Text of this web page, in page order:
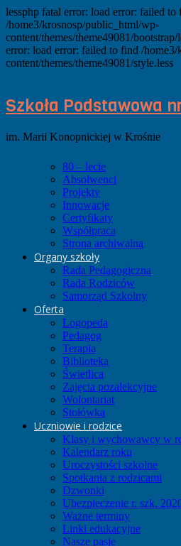
lessphp fatal error: load error: failed to
/home3/krosnosp/public_html/wp-
content/themes/theme49081/bootstrap/
error: load error: failed to find /
content/themes/theme49081/style.less
Szkoła Podstawowa
im. Marii Konopnickiej w Krośnie
80 – lecie
Absolwenci
Projekty
Innowacje
Certyfikaty
Współpraca
Strona archiwalna
Organy szkoły
Rada Pedagogiczna
Rada Rodziców
Samorząd Szkolny
Oferta
Logopeda
Pedagog
Terapia
Biblioteka
Świetlica
Zajęcia pozalekcyjne
Wolontariat
Stołówka
Uczniowie i rodzice
Klasy i wychowawcy w
Kalendarz roku
Uroczystości szkolne
Spotkania z rodzicami
Dzwonki
Ubezpieczenie r. szk.
Ważne terminy
Linki edukacyjne
Nasze pasje